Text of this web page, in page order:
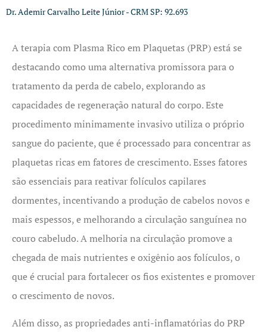
Dr. Ademir Carvalho Leite Júnior - CRM SP: 92.693
A terapia com Plasma Rico em Plaquetas (PRP) está se
destacando como uma alternativa promissora para o
tratamento da perda de cabelo, explorando as
capacidades de regeneração natural do corpo. Este
procedimento minimamente invasivo utiliza o próprio
sangue do paciente, que é processado para concentrar as
plaquetas ricas em fatores de crescimento. Esses fatores
são essenciais para reativar folículos capilares
dormentes, incentivando a produção de cabelos novos e
mais espessos, e melhorando a circulação sanguínea no
couro cabeludo. A melhoria na circulação promove a
chegada de mais nutrientes e oxigênio aos folículos, o
que é crucial para fortalecer os fios existentes e promover
o crescimento de novos.
Além disso, as propriedades anti-inflamatórias do PRP